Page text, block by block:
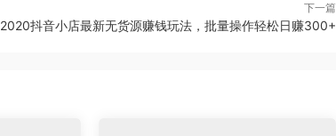
下一篇
2020抖音小店最新无货源赚钱玩法，批量操作轻松日赚300+